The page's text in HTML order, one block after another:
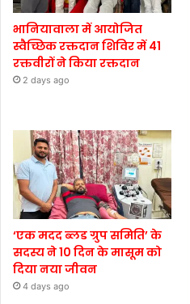
भानियावाला में आयोजित
स्वैच्छिक रक्तदान शिविर में 41
रक्तवीरों ने किया रक्तदान
2 days ago
‘एक मदद ब्लड ग्रुप समिति’ के
सदस्य ने 10 दिन के मासूम को
दिया नया जीवन
4 days ago